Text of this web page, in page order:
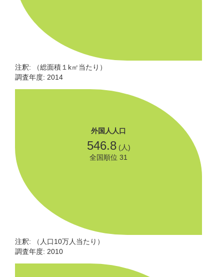
注釈: （総面積１k㎡当たり）
調査年度: 2014
外国人人口
546.8(人)
全国順位 31
注釈: （人口10万人当たり）
調査年度: 2010